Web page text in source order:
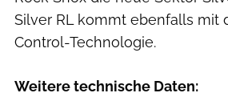
Silver RL kommt ebenfalls mit
Control-Technologie.
Weitere technische Daten: